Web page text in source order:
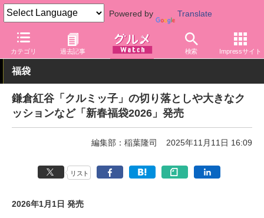
Powered by Translate
カテゴリ 過去記事 検索 Impressサイト
グルメ Watch 関連商品 グッズ バッグ・ポーチ
福袋
鎌倉紅谷「クルミッ子」の切り落としや大きなク
ッションなど「新春福袋2026」発売
編集部：稲葉隆司 2025年11月11日 16:09
リスト
2026年1月1日 発売